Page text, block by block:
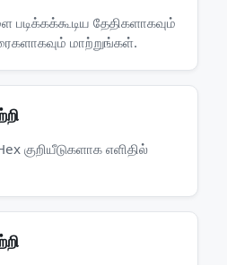
படிக்கக்கூடிய தேதிகளாகவும்
மாற்றுங்கள்.
குறியீடுகளாக எளிதில்